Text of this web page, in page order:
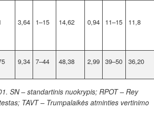
3,64 1–15 14,62 0,94 11–15 11,8
9,34 7–44 48,38 2,99 39–50 36,20
SN – standartinis nuokrypis; RPOT – Rey
TAVT – Trumpalaikės atminties vertinimo